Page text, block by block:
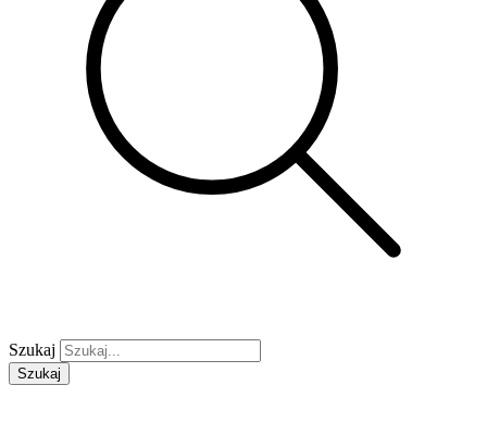
Szukaj
Szukaj